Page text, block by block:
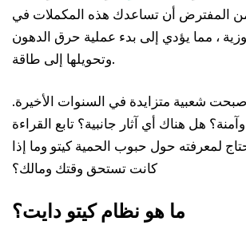
من المفترض أن تساعدك هذه المكملات في
، مما يؤدي إلى بدء عملية حرق الدهون
وتحويلها إلى طاقة.
شعبية متزايدة في السنوات الأخيرة.
هل هناك أي آثار جانبية؟ تابع القراءة
لمعرفته حول حبوب الحمية كيتو وما إذا
كانت تستحق وقتك ومالك؟
ما هو نظام كيتو دايت؟